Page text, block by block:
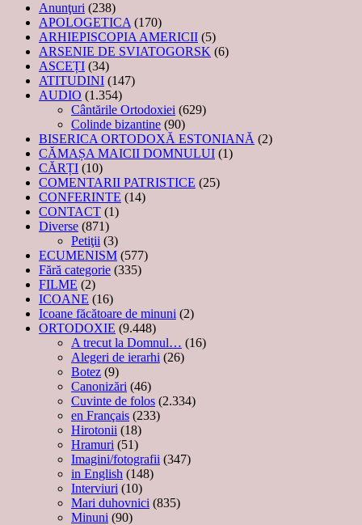
Anunţuri (238)
APOLOGETICA (170)
ARHIEPISCOPIA AMERICII (5)
ARSENIE DE SVIATOGORSK (6)
ASCEȚI (34)
ATITUDINI (147)
AUDIO (1.354)
Cântările Ortodoxiei (629)
Colinde bizantine (90)
BISERICA ORTODOXĂ ESTONIANĂ (2)
CĂMAȘA MAICII DOMNULUI (1)
CĂRȚI (10)
COMENTARII PATRISTICE (25)
CONFERINTE (14)
CONTACT (1)
Diverse (871)
Petiţii (3)
ECUMENISM (577)
Fără categorie (335)
FILME (2)
ICOANE (16)
Icoane făcătoare de minuni (2)
ORTODOXIE (9.448)
A trecut la Domnul… (16)
Alegeri de ierarhi (26)
Botez (9)
Canonizări (46)
Cuvinte de folos (2.334)
en Français (233)
Hirotonii (18)
Hramuri (51)
Imagini/fotografii (347)
in English (148)
Interviuri (10)
Mari duhovnici (835)
Minuni (90)